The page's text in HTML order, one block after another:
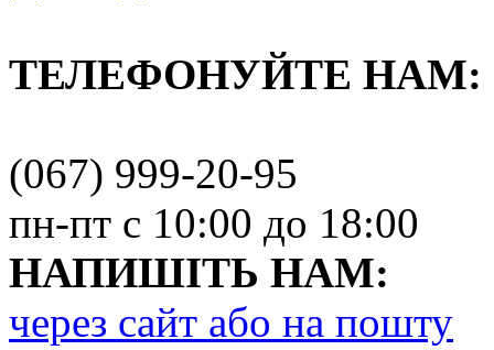
ТЕЛЕФОНУЙТЕ НАМ:
(067) 999-20-95
пн-пт с 10:00 до 18:00
НАПИШІТЬ НАМ:
через сайт або на пошту